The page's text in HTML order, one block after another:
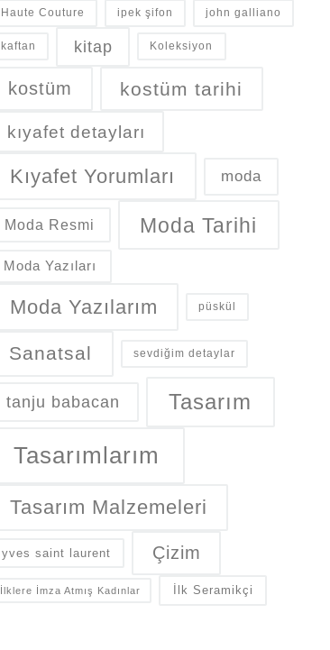
Haute Couture ipek şifon john galliano
kaftan kitap Koleksiyon
kostüm kostüm tarihi
kıyafet detayları
Kıyafet Yorumları moda
Moda Resmi Moda Tarihi
Moda Yazıları
Moda Yazılarım püskül
Sanatsal sevdiğim detaylar
tanju babacan Tasarım
Tasarımlarım
Tasarım Malzemeleri
yves saint laurent Çizim
İlklere İmza Atmış Kadınlar İlk Seramikçi